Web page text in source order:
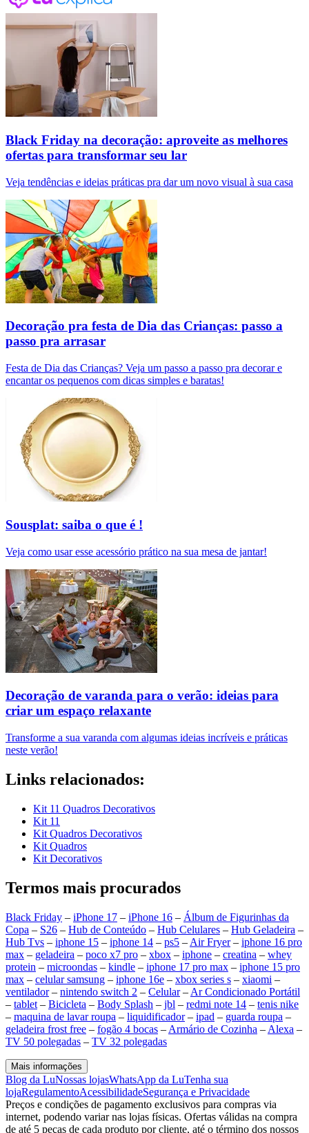
Black Friday na decoração: aproveite as melhores
ofertas para transformar seu lar
Veja tendências e ideias práticas pra dar um novo visual à sua casa
Decoração pra festa de Dia das Crianças: passo a
passo pra arrasar
Festa de Dia das Crianças? Veja um passo a passo pra decorar e
encantar os pequenos com dicas simples e baratas!
Sousplat: saiba o que é !
Veja como usar esse acessório prático na sua mesa de jantar!
Decoração de varanda para o verão: ideias para
criar um espaço relaxante
Transforme a sua varanda com algumas ideias incríveis e práticas
neste verão!
Links relacionados:
Kit 11 Quadros Decorativos
Kit 11
Kit Quadros Decorativos
Kit Quadros
Kit Decorativos
Termos mais procurados
Black Friday – iPhone 17 – iPhone 16 – Álbum de Figurinhas da
Copa – S26 – Hub de Conteúdo – Hub Celulares – Hub Geladeira –
Hub Tvs – iphone 15 – iphone 14 – ps5 – Air Fryer– iphone 16 pro
max – geladeira – poco x7 pro – xbox – iphone – creatina – whey
protein – microondas – kindle – iphone 17 pro max – iphone 15 pro
max – celular samsung – iphone 16e – xbox series s – xiaomi –
ventilador– nintendo switch 2 – Celular– Ar Condicionado Portátil
– tablet – Bicicleta – Body Splash – jbl – redmi note 14 – tenis nike
– maquina de lavar roupa – liquidificador– ipad – guarda roupa –
geladeira frost free – fogão 4 bocas – Armário de Cozinha – Alexa –
TV 50 polegadas – TV 32 polegadas
Mais informações
Blog da LuNossas lojasWhatsApp da LuTenha sua
lojaRegulamentoAcessibilidadeSegurança e Privacidade
Preços e condições de pagamento exclusivos para compras via
internet, podendo variar nas lojas físicas. Ofertas válidas na compra
de até 5 peças de cada produto por cliente, até o término dos nossos